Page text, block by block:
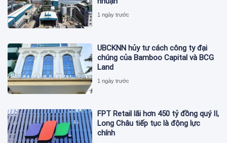
1 ngày trước
UBCKNN hủy tư cách công ty đại
chúng của Bamboo Capital và BCG
Land
1 ngày trước
FPT Retail lãi hơn 450 tỷ đồng quý II,
Long Châu tiếp tục là động lực
chính